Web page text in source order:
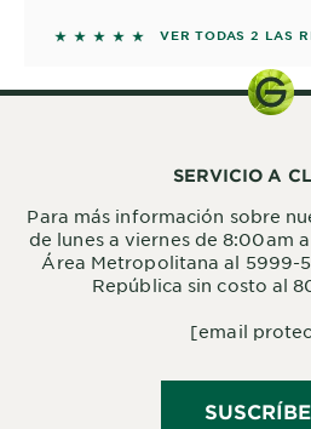
5 out of 5 stars based on
VER TODAS 2 LAS
SERVICIO A
Para más información sobre
de lunes a viernes de 8:00am
Área Metropolitana al 5999-
República sin costo al
[email